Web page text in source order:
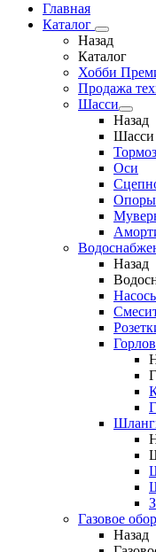
Главная
Каталог
Назад
Каталог
Хобби
Продажа
Шасси
Назад
Шасси
Оси
Опоры
Назад
Газовое
Назад